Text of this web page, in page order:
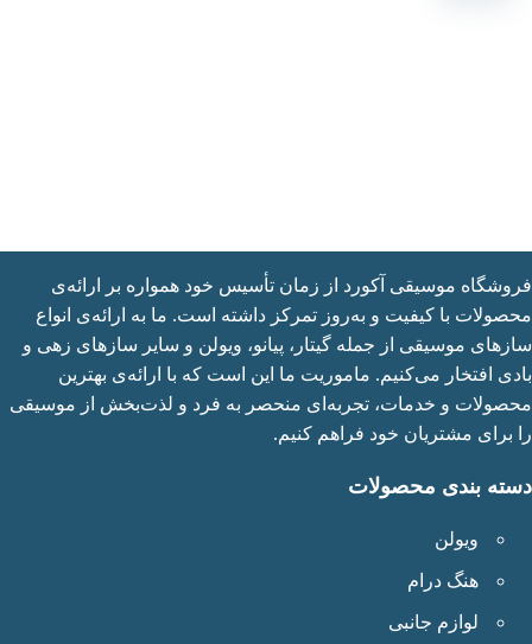
موسیقی آکورد از زمان تأسیس خود همواره بر ارائه‌ی
با کیفیت و به‌روز تمرکز داشته است. ما به ارائه‌ی انواع
موسیقی از جمله گیتار، پیانو، ویولن و سایر سازهای زهی و
افتخار می‌کنیم. ماموریت ما این است که با ارائه‌ی بهترین
و خدمات، تجربه‌ای منحصر به فرد و لذت‌بخش از موسیقی
مشتریان خود فراهم کنیم.
بندی محصولات
ویولن
هنگ درام
لوازم جانبی